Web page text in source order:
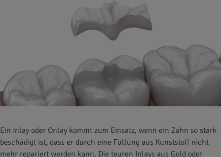
Ein Inlay oder Onlay kommt zum Einsatz, wenn ein Zahn so stark
beschädigt ist, dass er durch eine Füllung aus Kunststoff nicht
mehr repariert werden kann. Die teuren Inlays aus Gold oder